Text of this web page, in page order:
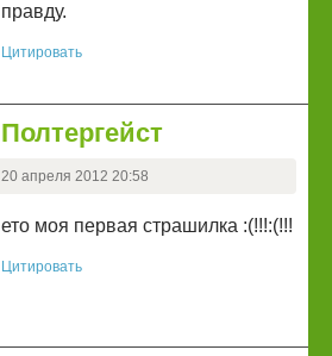
правду.
Цитировать
Полтергейст
20 апреля 2012 20:58
ето моя первая страшилка :(!!!:(!!!
Цитировать